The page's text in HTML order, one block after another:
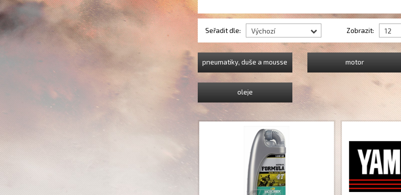
Seřadit dle: Výchozí Zobrazit: 12
pneumatiky, duše a mousse motor
oleje